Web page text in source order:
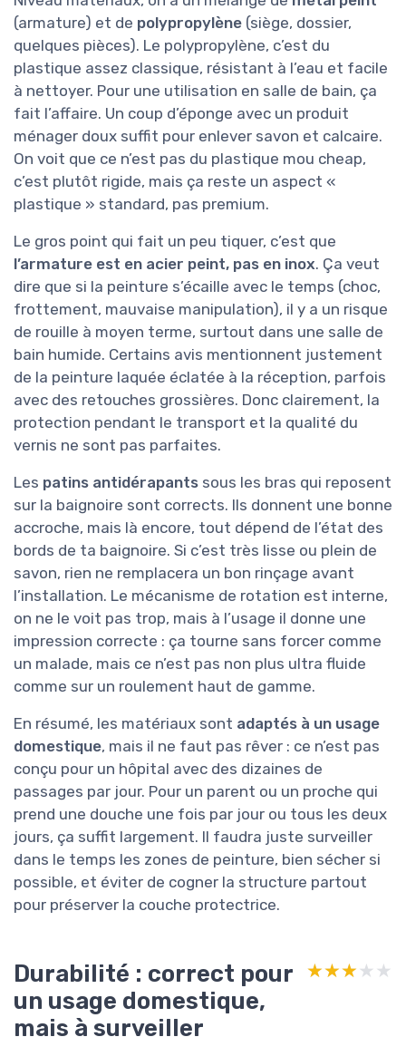
(armature) et de polypropylène (siège, dossier,
quelques pièces). Le polypropylène, c’est du
plastique assez classique, résistant à l’eau et facile
à nettoyer. Pour une utilisation en salle de bain, ça
fait l’affaire. Un coup d’éponge avec un produit
ménager doux suffit pour enlever savon et calcaire.
On voit que ce n’est pas du plastique mou cheap,
c’est plutôt rigide, mais ça reste un aspect «
plastique » standard, pas premium.
Le gros point qui fait un peu tiquer, c’est que
l’armature est en acier peint, pas en inox. Ça veut
dire que si la peinture s’écaille avec le temps (choc,
frottement, mauvaise manipulation), il y a un risque
de rouille à moyen terme, surtout dans une salle de
bain humide. Certains avis mentionnent justement
de la peinture laquée éclatée à la réception, parfois
avec des retouches grossières. Donc clairement, la
protection pendant le transport et la qualité du
vernis ne sont pas parfaites.
Les patins antidérapants sous les bras qui reposent
sur la baignoire sont corrects. Ils donnent une bonne
accroche, mais là encore, tout dépend de l’état des
bords de ta baignoire. Si c’est très lisse ou plein de
savon, rien ne remplacera un bon rinçage avant
l’installation. Le mécanisme de rotation est interne,
on ne le voit pas trop, mais à l’usage il donne une
impression correcte : ça tourne sans forcer comme
un malade, mais ce n’est pas non plus ultra fluide
comme sur un roulement haut de gamme.
En résumé, les matériaux sont adaptés à un usage
domestique, mais il ne faut pas rêver : ce n’est pas
conçu pour un hôpital avec des dizaines de
passages par jour. Pour un parent ou un proche qui
prend une douche une fois par jour ou tous les deux
jours, ça suffit largement. Il faudra juste surveiller
dans le temps les zones de peinture, bien sécher si
possible, et éviter de cogner la structure partout
pour préserver la couche protectrice.
Durabilité : correct pour
un usage domestique,
mais à surveiller
★★★★★
★★★★★